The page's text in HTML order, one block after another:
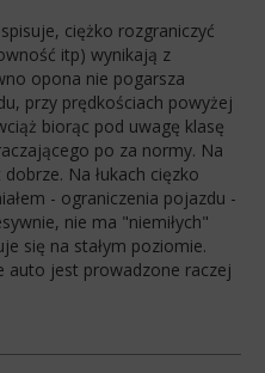
ciężko rozgraniczyć
itp) wynikają z
opona nie pogarsza
przy prędkościach powyżej
biorąc pod uwagę klasę
po za normy. Na
Na łukach cięzko
- ograniczenia pojazdu -
nie ma "niemiłych"
się na stałym poziomie.
auto jest prowadzone raczej